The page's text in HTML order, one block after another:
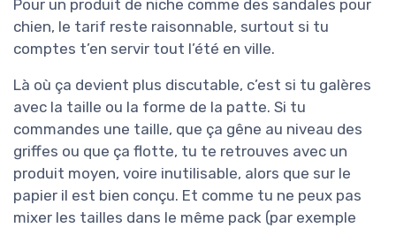
Pour un produit de niche comme des sandales pour
chien, le tarif reste raisonnable, surtout si tu
comptes t’en servir tout l’été en ville.
Là où ça devient plus discutable, c’est si tu galères
avec la taille ou la forme de la patte. Si tu
commandes une taille, que ça gêne au niveau des
griffes ou que ça flotte, tu te retrouves avec un
produit moyen, voire inutilisable, alors que sur le
papier il est bien conçu. Et comme tu ne peux pas
mixer les tailles dans le même pack (par exemple